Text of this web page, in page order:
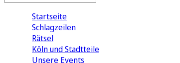
Startseite
Schlagzeilen
Rätsel
Köln und Stadtteile
Unsere Events